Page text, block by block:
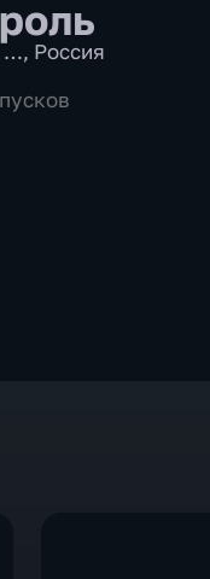
…, Россия